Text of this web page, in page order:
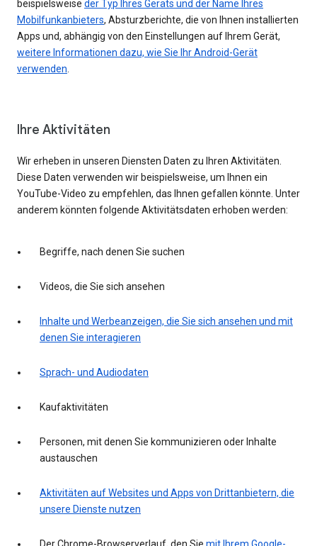
beispielsweise der Typ Ihres Geräts und der Name Ihres
Mobilfunkanbieters, Absturzberichte, die von Ihnen installierten
Apps und, abhängig von den Einstellungen auf Ihrem Gerät,
weitere Informationen dazu, wie Sie Ihr Android-Gerät
verwenden.
Ihre Aktivitäten
Wir erheben in unseren Diensten Daten zu Ihren Aktivitäten.
Diese Daten verwenden wir beispielsweise, um Ihnen ein
YouTube-Video zu empfehlen, das Ihnen gefallen könnte. Unter
anderem könnten folgende Aktivitätsdaten erhoben werden:
Begriffe, nach denen Sie suchen
Videos, die Sie sich ansehen
Inhalte und Werbeanzeigen, die Sie sich ansehen und mit
denen Sie interagieren
Sprach- und Audiodaten
Kaufaktivitäten
Personen, mit denen Sie kommunizieren oder Inhalte
austauschen
Aktivitäten auf Websites und Apps von Drittanbietern, die
unsere Dienste nutzen